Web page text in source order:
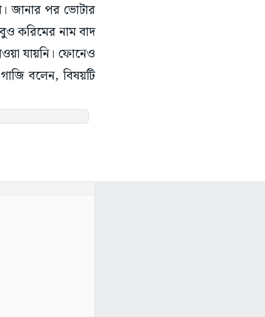
জানার পর ভোটার
করিমের নাম বাদ
যায়নি। ফোনেও
বলেন, বিষয়টি